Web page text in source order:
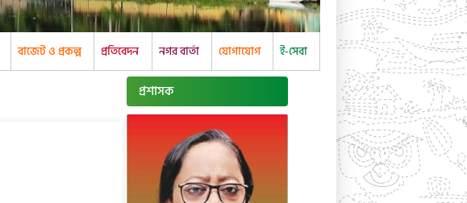
বাজেট ও প্রকল্প প্রতিবেদন নগর বার্তা যোগাযোগ ই-সেবা
প্রশাসক